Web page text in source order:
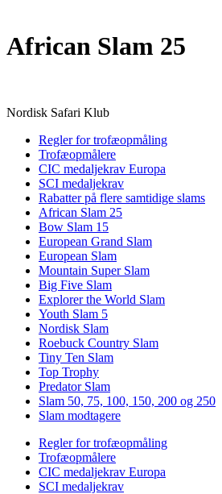
African Slam 25
Nordisk Safari Klub
Regler for trofæopmåling
Trofæopmålere
CIC medaljekrav Europa
SCI medaljekrav
Rabatter på flere samtidige slams
African Slam 25
Bow Slam 15
European Grand Slam
European Slam
Mountain Super Slam
Big Five Slam
Explorer the World Slam
Youth Slam 5
Nordisk Slam
Roebuck Country Slam
Tiny Ten Slam
Top Trophy
Predator Slam
Slam 50, 75, 100, 150, 200 og 250
Slam modtagere
Regler for trofæopmåling
Trofæopmålere
CIC medaljekrav Europa
SCI medaljekrav